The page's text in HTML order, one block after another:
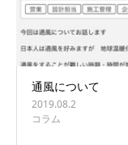
通風について
2019.08.2
コラム